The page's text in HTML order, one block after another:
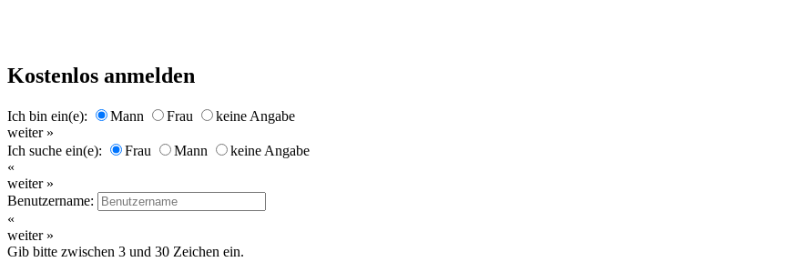
Kostenlos anmelden
Ich bin ein(e): Mann Frau
keine Angabe
weiter »
Ich suche ein(e):
Frau Mann
keine Angabe
«
weiter »
Benutzername:
«
weiter »
Gib bitte zwischen 3 und 30 Zeichen ein.